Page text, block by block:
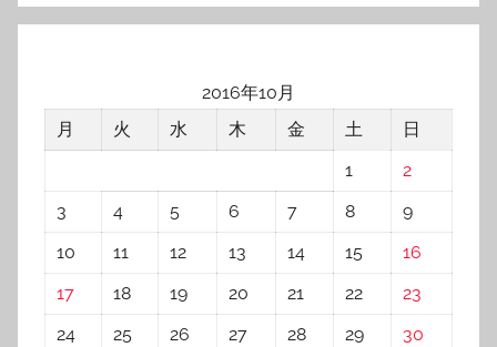
2016年10月
月
火 水 木 金 土
日
1
2
3
4 5 6 7 8
9
10
11 12 13 14 15
16
17
18 19 20 21 22
23
24
25 26 27 28 29
30